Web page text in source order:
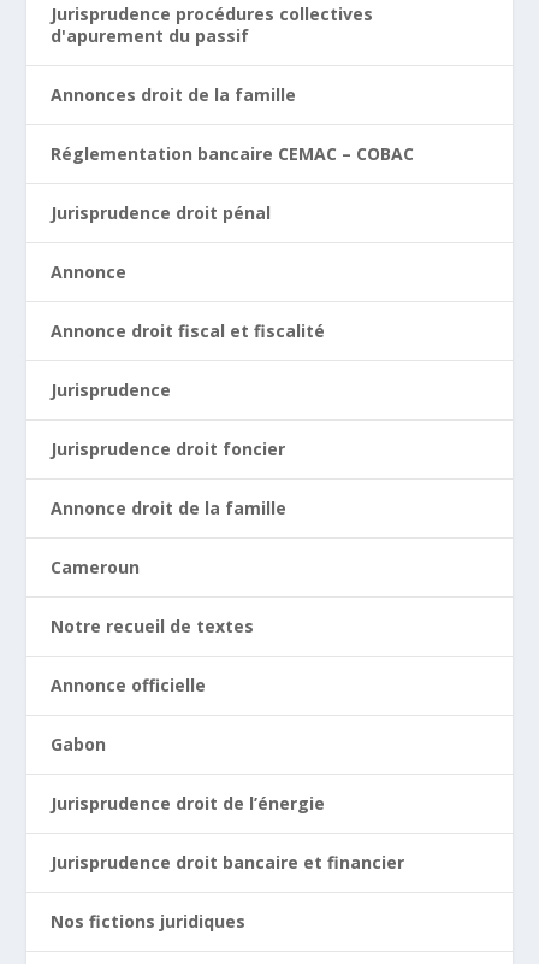
Jurisprudence procédures collectives
d'apurement du passif
Annonces droit de la famille
Réglementation bancaire CEMAC – COBAC
Jurisprudence droit pénal
Annonce
Annonce droit fiscal et fiscalité
Jurisprudence
Jurisprudence droit foncier
Annonce droit de la famille
Cameroun
Notre recueil de textes
Annonce officielle
Gabon
Jurisprudence droit de l’énergie
Jurisprudence droit bancaire et financier
Nos fictions juridiques